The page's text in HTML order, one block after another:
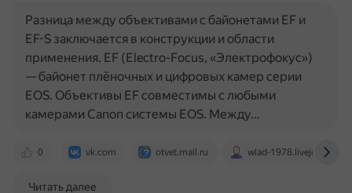
0 vk.com otvet.mail.ru wlad-
Разница между объективами с байонетами EF и
EF-S заключается в конструкции и области
применения. EF (Electro-Focus, «Электрофокус»)
— байонет плёночных и цифровых камер серии
EOS. Объективы EF совместимы с любыми
камерами Canon системы EOS. Между…
Читать далее